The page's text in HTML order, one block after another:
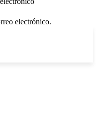
electrónico.